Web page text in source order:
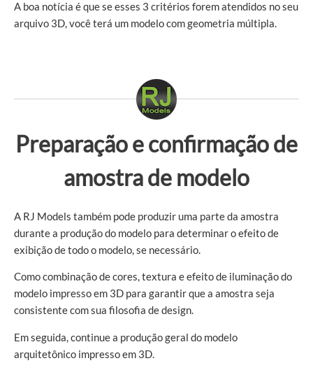
A boa notícia é que se esses 3 critérios forem atendidos no seu
arquivo 3D, você terá um modelo com geometria múltipla.
Preparação e confirmação de
amostra de modelo
A RJ Models também pode produzir uma parte da amostra
durante a produção do modelo para determinar o efeito de
exibição de todo o modelo, se necessário.
Como combinação de cores, textura e efeito de iluminação do
modelo impresso em 3D para garantir que a amostra seja
consistente com sua filosofia de design.
Em seguida, continue a produção geral do modelo
arquitetônico impresso em 3D.